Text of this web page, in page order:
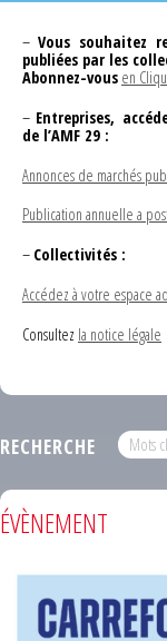
– Vous souhaitez
publiées par les
Abonnez-vous en
– Entreprises,
de l’AMF 29 :
Annonces de marchés
Publication annuelle a
– Collectivités :
Accédez à votre espace
Consultez la notice légale
RECHERCHE
ÉVÈNEMENT